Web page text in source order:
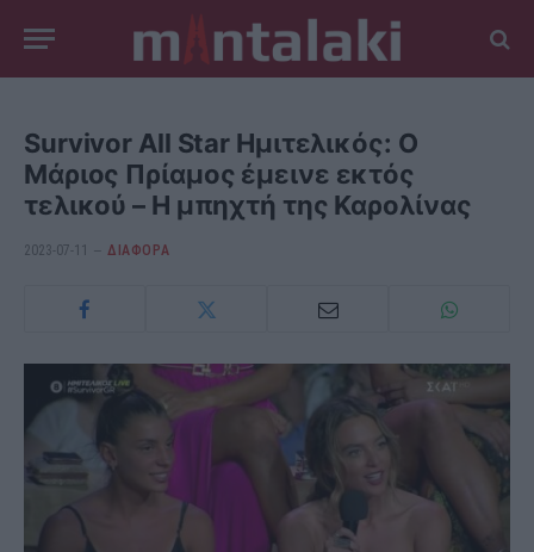
Survivor All Star Ημιτελικός: Ο
Μάριος Πρίαμος έμεινε εκτός
τελικού – Η μπηχτή της Καρολίνας
2023-07-11 ΔΙΆΦΟΡΑ